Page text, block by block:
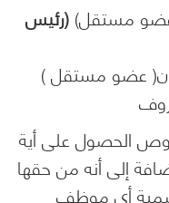
مستقل)(رئيس
عضو مستقل )
الحصول على أية
إلى أنه من حقها
أي موظف